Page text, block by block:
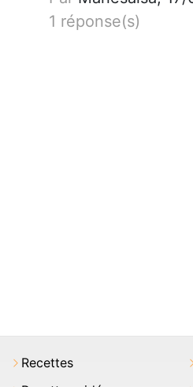
1 réponse(s)
Recettes